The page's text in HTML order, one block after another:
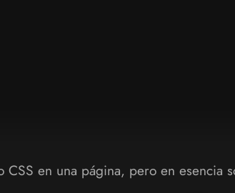
en una página, pero en esencia